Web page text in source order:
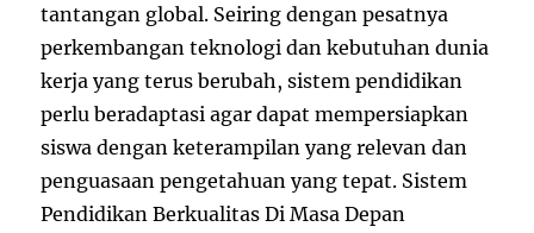
tantangan global. Seiring dengan pesatnya
perkembangan teknologi dan kebutuhan dunia
kerja yang terus berubah, sistem pendidikan
perlu beradaptasi agar dapat mempersiapkan
siswa dengan keterampilan yang relevan dan
penguasaan pengetahuan yang tepat. Sistem
Pendidikan Berkualitas Di Masa Depan